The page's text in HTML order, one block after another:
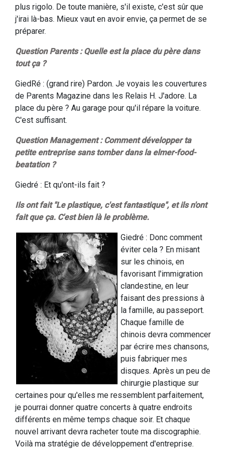
plus rigolo. De toute manière, s'il existe, c'est sûr que
j'irai là-bas. Mieux vaut en avoir envie, ça permet de se
préparer.
Question Parents : Quelle est la place du père dans
tout ça ?
GiedRé : (grand rire) Pardon. Je voyais les couvertures
de Parents Magazine dans les Relais H. J'adore. La
place du père ? Au garage pour qu'il répare la voiture.
C'est suffisant.
Question Management : Comment développer ta
petite entreprise sans tomber dans la elmer-food-
beatation ?
Giedré : Et qu'ont-ils fait ?
Ils ont fait "Le plastique, c'est fantastique", et ils n'ont
fait que ça. C'est bien là le problème.
Giedré : Donc comment
éviter cela ? En misant
sur les chinois, en
favorisant l'immigration
clandestine, en leur
faisant des pressions à
la famille, au passeport.
Chaque famille de
chinois devra commencer
par écrire mes chansons,
puis fabriquer mes
disques. Après un peu de
chirurgie plastique sur
certaines pour qu'elles me ressemblent parfaitement,
je pourrai donner quatre concerts à quatre endroits
différents en même temps chaque soir. Et chaque
nouvel arrivant devra racheter toute ma discographie.
Voilà ma stratégie de développement d'entreprise.